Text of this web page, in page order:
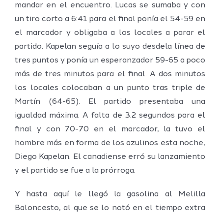
mandar en el encuentro. Lucas se sumaba y con
un tiro corto a 6:41 para el final ponía el 54-59 en
el marcador y obligaba a los locales a parar el
partido. Kapelan seguía a lo suyo desdela línea de
tres puntos y ponía un esperanzador 59-65 a poco
más de tres minutos para el final. A dos minutos
los locales colocaban a un punto tras triple de
Martín (64-65). El partido presentaba una
igualdad máxima. A falta de 3.2 segundos para el
final y con 70-70 en el marcador, la tuvo el
hombre más en forma de los azulinos esta noche,
Diego Kapelan. El canadiense erró su lanzamiento
y el partido se fue a la prórroga.
Y hasta aquí le llegó la gasolina al Melilla
Baloncesto, al que se lo notó en el tiempo extra